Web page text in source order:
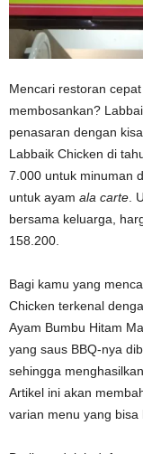
Mencari restoran
membosankan?
penasaran dengan
Labbaik Chicken di
7.000 untuk minuman
untuk ayam ala carte .
bersama keluarga,
158.200.
Bagi kamu yang
Chicken terkenal
Ayam Bumbu Hitam
yang saus BBQ-nya
sehingga
Artikel ini akan
varian menu yang bisa